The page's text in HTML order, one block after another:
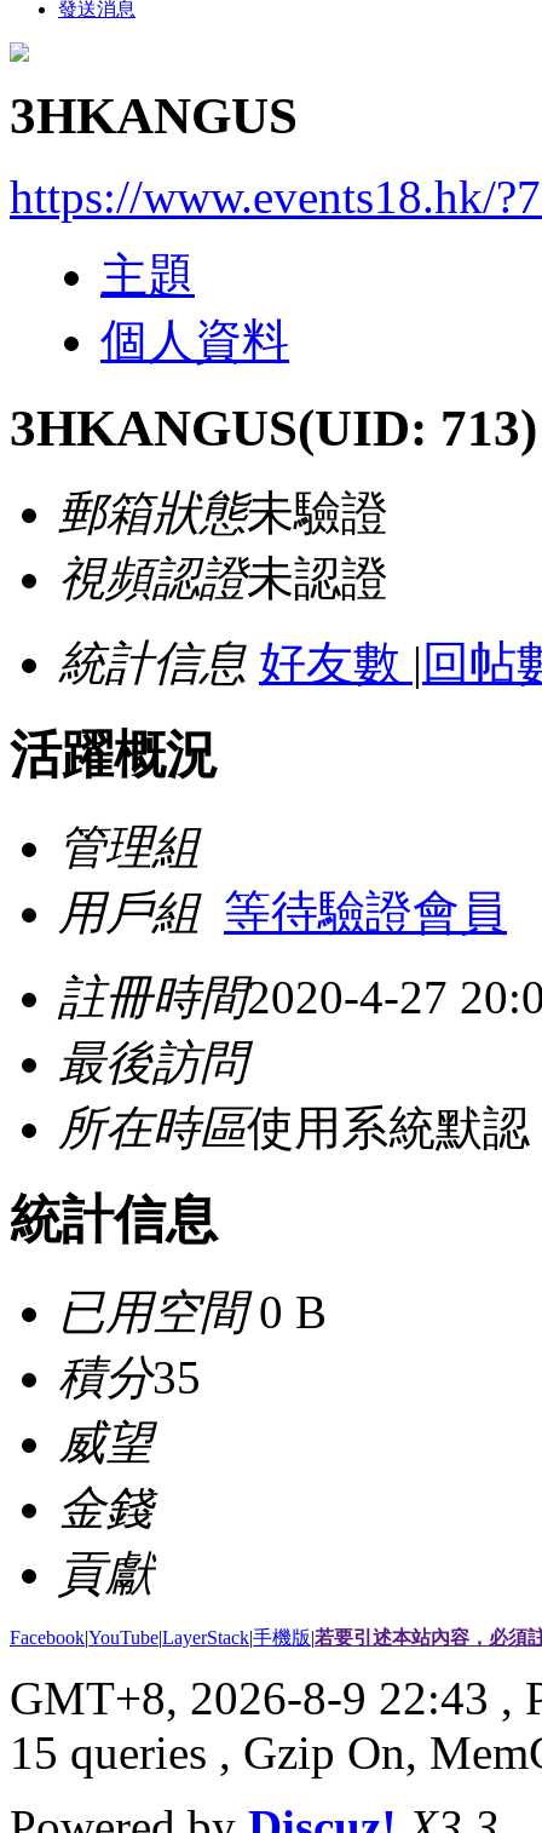
發送消息
3HKANGUS
https://www.events18.hk/
主題
個人資料
3HKANGUS(UID: 713)
郵箱狀態未驗證
視頻認證未認證
統計信息 好友數 | 回帖
活躍概況
管理組
用戶組 等待驗證會員
註冊時間2020-4-27
最後訪問
所在時區使用系統默認
統計信息
已用空間0 B
積分35
威望
金錢
貢獻
Facebook|YouTube|LayerStack|手機版|若要引述本站內容，必須
GMT+8, 2026-8-9 22:43 ,
15 queries , Gzip On,